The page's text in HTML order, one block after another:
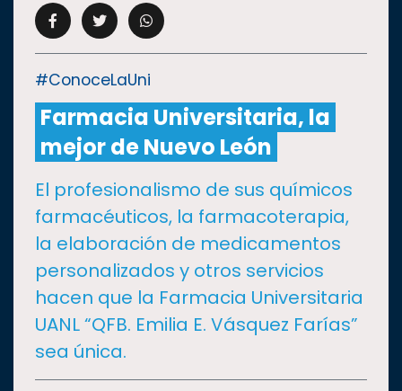
CAMPUS UANL
CULTURA
I+D+IEXPERTOS
SALUD
SUSTENTABILIDAD
#ConoceLaUni
Farmacia Universitaria, la
mejor de Nuevo León
El profesionalismo de sus químicos
farmacéuticos, la farmacoterapia,
la elaboración de medicamentos
personalizados y otros servicios
hacen que la Farmacia Universitaria
UANL “QFB. Emilia E. Vásquez Farías”
sea única.